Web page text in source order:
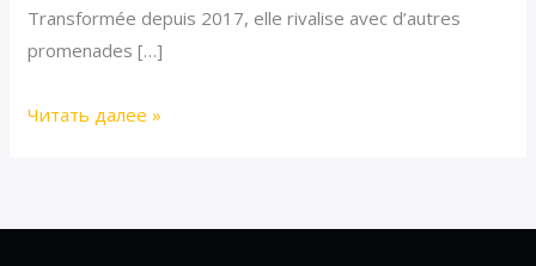
Transformée depuis 2017, elle rivalise avec d’autres
promenades […]
Читать далее »